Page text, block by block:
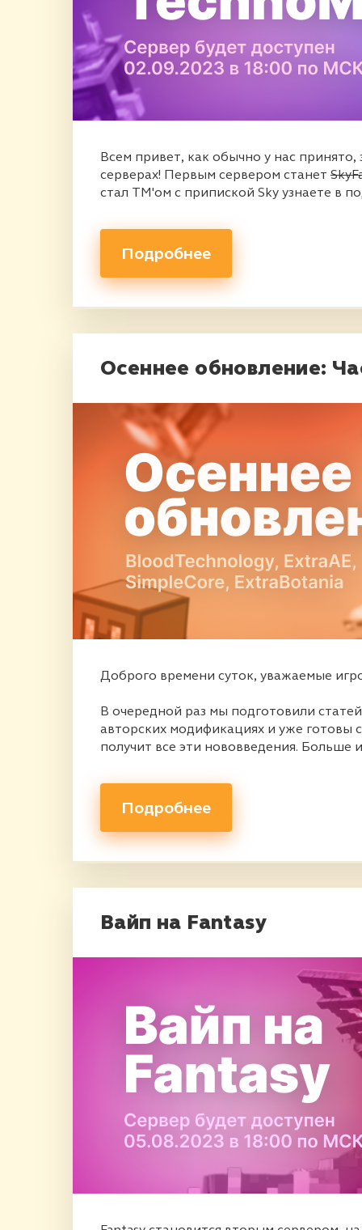
Всем привет, как обычно у нас
серверах! Первым сервером станет
стал TM'ом с припиской Sky узнаете в
Подробнее
Осеннее обновление:
Доброго времени суток, уважаемые
В очередной раз мы подготовили
авторских модификациях и уже
получит все эти нововведения.
Подробнее
Вайп на Fantasy